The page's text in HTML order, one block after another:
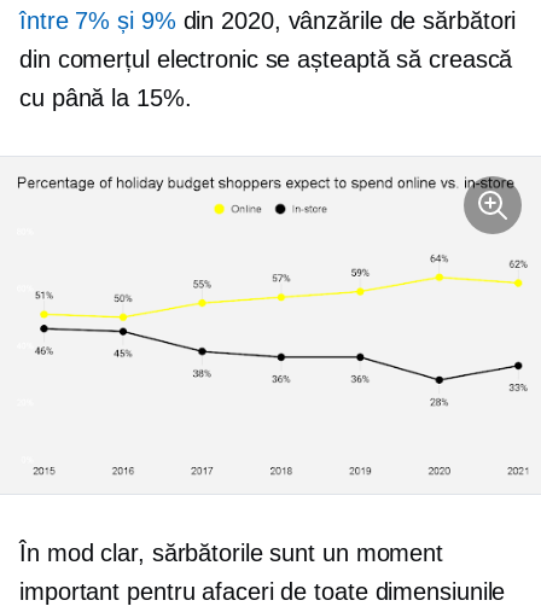
între 7% și 9% din 2020, vânzările de sărbători
din comerțul electronic se așteaptă să crească
cu până la 15%.
În mod clar, sărbătorile sunt un moment
important pentru afaceri de toate dimensiunile